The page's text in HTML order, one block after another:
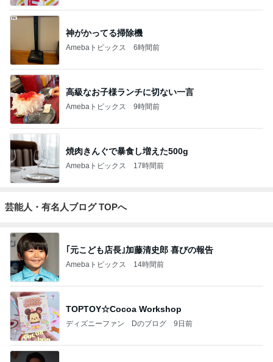
神がかってる掃除機
Amebaトピックス 6時間前
高級なお子様ランチに切ない一言
Amebaトピックス 9時間前
焼肉きんぐで暴食し増えた500g
Amebaトピックス 17時間前
芸能人・有名人ブログ TOPへ
｢元こども店長｣加藤清史郎 喜びの報告
Amebaトピックス 14時間前
TOPTOY☆Cocoa Workshop
ディズニーファン Dのブログ 9日前